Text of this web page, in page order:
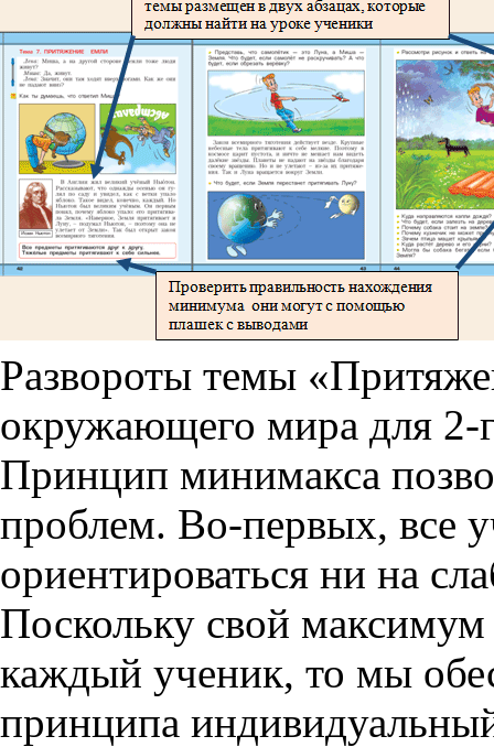
Развороты темы
окружающего мира для 2-
Принцип минимакса
проблем. Во-первых, все
ориентироваться ни на
Поскольку свой
каждый ученик, то мы
принципа